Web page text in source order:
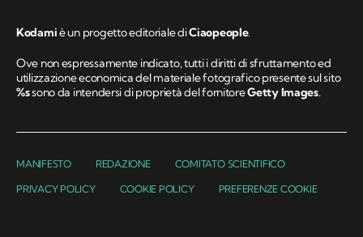
Kodamiè un progetto editoriale diCiaopeople.
Ove non espressamente indicato, tutti i diritti di sfruttamento ed
utilizzazione economica del materiale fotografico presente sul sito
%ssono da intendersi di proprietà del fornitoreGetty Images.
MANIFESTO REDAZIONE COMITATO SCIENTIFICO
PRIVACY POLICY COOKIE POLICY PREFERENZE COOKIE